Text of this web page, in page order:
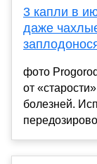
3 капли в
даже
фото
от
болезней.